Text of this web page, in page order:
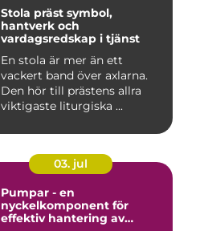
Stola präst symbol,
hantverk och
vardagsredskap i tjänst
En stola är mer än ett
vackert band över axlarna.
Den hör till prästens allra
viktigaste liturgiska ...
03. jul
Pumpar - en
nyckelkomponent för
effektiv hantering av